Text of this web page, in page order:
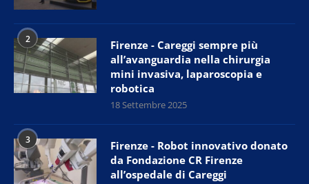
2
Firenze - Careggi sempre più
all’avanguardia nella chirurgia
mini invasiva, laparoscopia e
robotica
18 Settembre 2025
3
Firenze - Robot innovativo donato
da Fondazione CR Firenze
all’ospedale di Careggi